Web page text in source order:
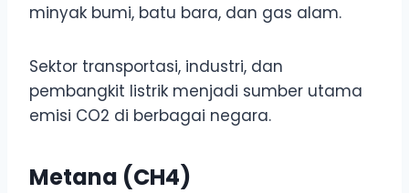
minyak bumi, batu bara, dan gas alam.
Sektor transportasi, industri, dan
pembangkit listrik menjadi sumber utama
emisi CO2 di berbagai negara.
Metana (CH4)